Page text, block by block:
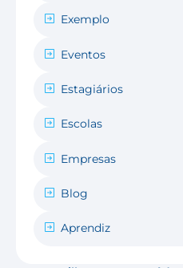
Exemplo
Eventos
Estagiários
Escolas
Empresas
Blog
Aprendiz